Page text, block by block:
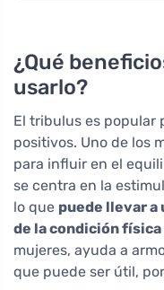
¿Qué
usarlo?
El tribulus es popular
positivos. Uno de los
para influir en el
se centra en la
lo que puede llevar a
de la condición
mujeres, ayuda a
que puede ser útil,